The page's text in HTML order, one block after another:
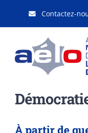
Contactez-
À partir de